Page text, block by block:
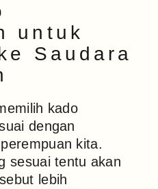
untuk
Saudara
kado
dengan
kita.
sesuai tentu akan
lebih